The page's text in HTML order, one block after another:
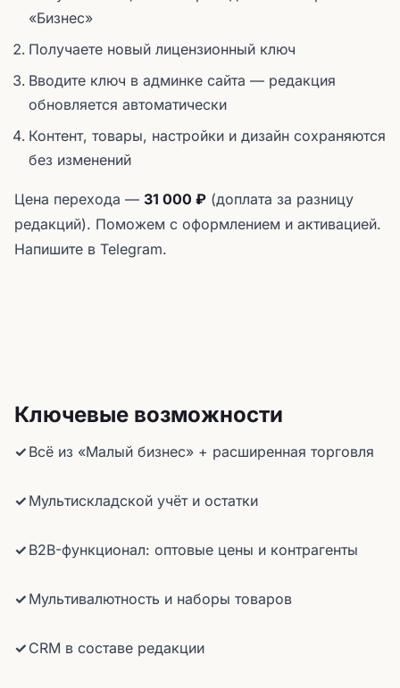
«Бизнес»
Получаете новый лицензионный ключ
Вводите ключ в админке сайта — редакция
обновляется автоматически
Контент, товары, настройки и дизайн сохраняются
без изменений
Цена перехода — 31 000 ₽ (доплата за разницу
редакций). Поможем с оформлением и активацией.
Напишите в Telegram.
Ключевые возможности
Всё из «Малый бизнес» + расширенная торговля
Мультискладской учёт и остатки
B2B-функционал: оптовые цены и контрагенты
Мультивалютность и наборы товаров
CRM в составе редакции